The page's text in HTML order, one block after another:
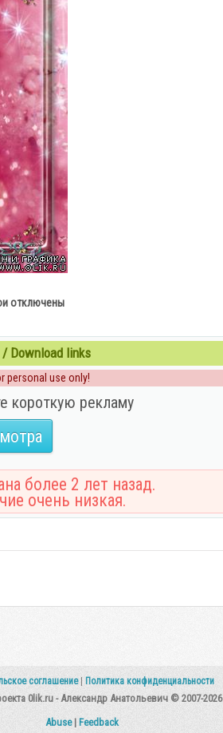
отключены
Download links
personal use only!
короткую рекламу
более 2 лет назад.
очень низкая.
соглашение Политика конфиденциальности
0lik.ru - Александр Анатольевич © 2007-2026
Abuse| Feedback